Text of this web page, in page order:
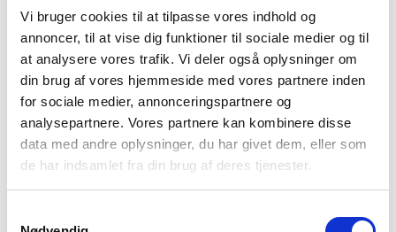
Vi bruger cookies til at tilpasse vores indhold og
annoncer, til at vise dig funktioner til sociale medier og til
at analysere vores trafik. Vi deler også oplysninger om
din brug af vores hjemmeside med vores partnere inden
for sociale medier, annonceringspartnere og
analysepartnere. Vores partnere kan kombinere disse
data med andre oplysninger, du har givet dem, eller som
de har indsamlet fra din brug af deres tjenester.
Treklife Goose Down 600 er en del af Treklifes Down-serie
og er designet til dig der ønsker høj komfort og lav vægt på
tur. Soveposen er fyld med 600 gram RDS-certificeret 95/5
gåsedun med en fyldkraft på 850 cuin, har en komfort
temperatur på -8 grader og er en 4 sæsons sovepose.
Det mummy-formede design bidrager til at bevare
kropsvarmen mest effektivt, samtidig med at vægten holdes
nede. Yderstoffet er fremstillet i blødt nylon, der føles
behageligt mod huden samt at soveposen har en kraftig 2-
vejs lynlås med vindbeskyttelse for at minimere varmetab.